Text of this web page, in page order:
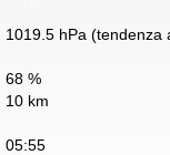
1019.5 hPa (tendenza
68 %
10 km
05:55